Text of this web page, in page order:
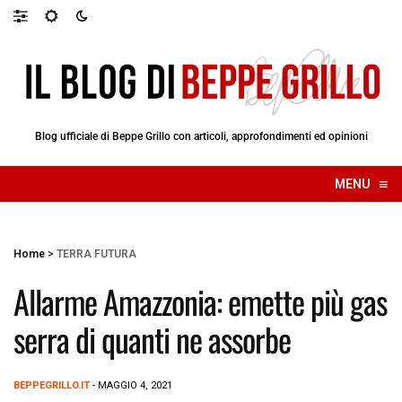
Blog ufficiale di Beppe Grillo con articoli, approfondimenti ed opinioni
MENU ≡
☰
Home > TERRA FUTURA
Allarme Amazzonia: emette più gas
serra di quanti ne assorbe
BEPPEGRILLO.IT - MAGGIO 4, 2021